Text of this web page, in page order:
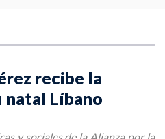
recibe la
natal Líbano